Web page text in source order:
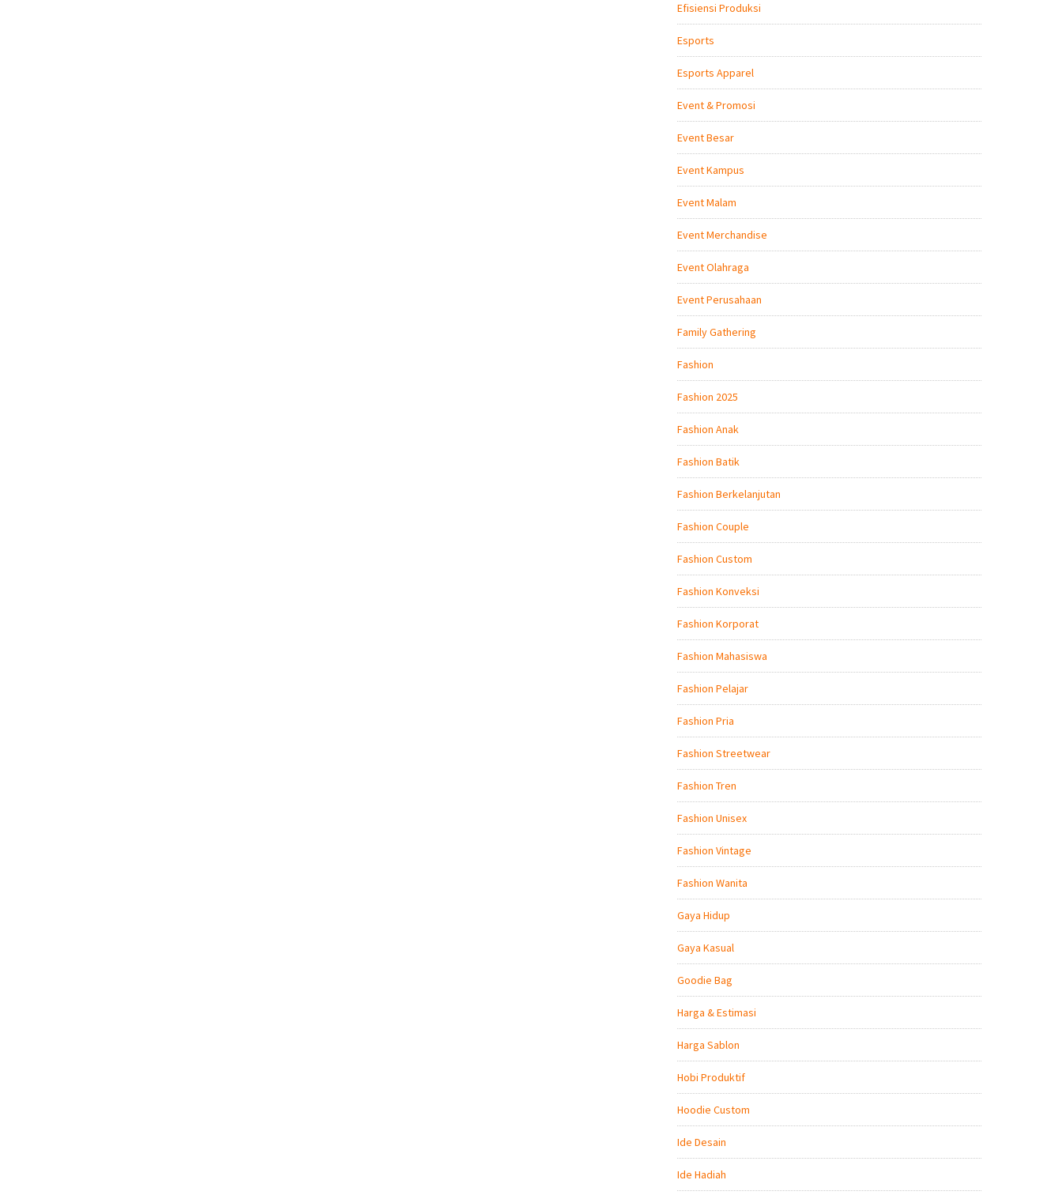
Efisiensi Produksi
Esports
Esports Apparel
Event & Promosi
Event Besar
Event Kampus
Event Malam
Event Merchandise
Event Olahraga
Event Perusahaan
Family Gathering
Fashion
Fashion 2025
Fashion Anak
Fashion Batik
Fashion Berkelanjutan
Fashion Couple
Fashion Custom
Fashion Konveksi
Fashion Korporat
Fashion Mahasiswa
Fashion Pelajar
Fashion Pria
Fashion Streetwear
Fashion Tren
Fashion Unisex
Fashion Vintage
Fashion Wanita
Gaya Hidup
Gaya Kasual
Goodie Bag
Harga & Estimasi
Harga Sablon
Hobi Produktif
Hoodie Custom
Ide Desain
Ide Hadiah